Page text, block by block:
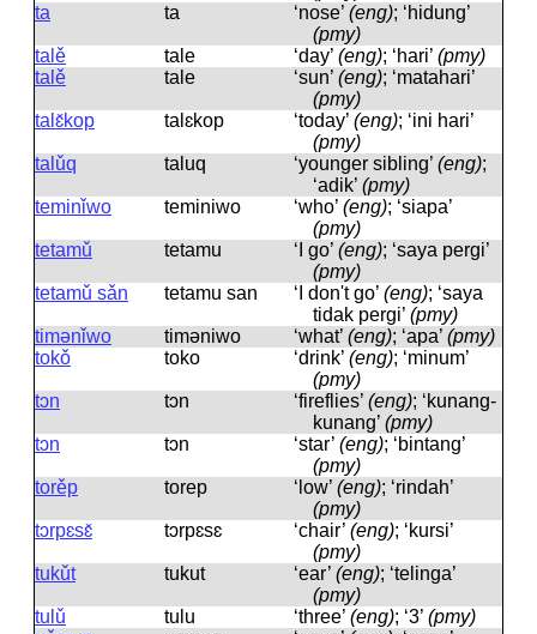
ta
ta ‘nose’ (eng); ‘hidung’
(pmy)
talě
tale ‘day’ (eng); ‘hari’ (pmy)
talě
tale ‘sun’ (eng); ‘matahari’
(pmy)
talɛ̌kop
talɛkop ‘today’ (eng); ‘ini hari’
(pmy)
talǔq
taluq ‘younger sibling’ (eng);
‘adik’ (pmy)
teminǐwo
teminiwo ‘who’ (eng); ‘siapa’
(pmy)
tetamǔ
tetamu ‘I go’ (eng); ‘saya pergi’
(pmy)
tetamǔ sǎn
tetamu san ‘I don't go’ (eng); ‘saya
tidak pergi’ (pmy)
timənǐwo
timəniwo ‘what’ (eng); ‘apa’ (pmy)
tokǒ
toko ‘drink’ (eng); ‘minum’
(pmy)
tɔn
tɔn ‘fireflies’ (eng); ‘kunang-
kunang’ (pmy)
tɔn
tɔn ‘star’ (eng); ‘bintang’
(pmy)
torěp
torep ‘low’ (eng); ‘rindah’
(pmy)
tɔrpɛsɛ̌
tɔrpɛsɛ ‘chair’ (eng); ‘kursi’
(pmy)
tukǔt
tukut ‘ear’ (eng); ‘telinga’
(pmy)
tulǔ
tulu ‘three’ (eng); ‘3’ (pmy)